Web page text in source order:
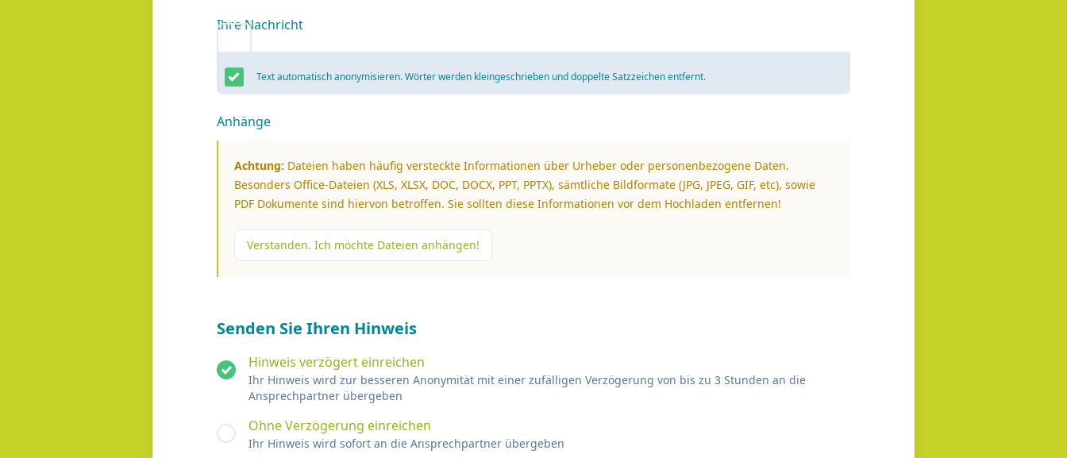
Ihre Nachricht
Text automatisch anonymisieren. Wörter werden kleingeschrieben und doppelte Satzzeichen entfernt.
Anhänge
Achtung: Dateien haben häufig versteckte Informationen über Urheber oder personenbezogene Daten.
Besonders Office-Dateien (XLS, XLSX, DOC, DOCX, PPT, PPTX), sämtliche Bildformate (JPG, JPEG, GIF, etc), sowie
PDF Dokumente sind hiervon betroffen. Sie sollten diese Informationen vor dem Hochladen entfernen!
Verstanden. Ich möchte Dateien anhängen!
Senden Sie Ihren Hinweis
Hinweis verzögert einreichen
Ihr Hinweis wird zur besseren Anonymität mit einer zufälligen Verzögerung von bis zu 3 Stunden an die
Ansprechpartner übergeben
Ohne Verzögerung einreichen
Ihr Hinweis wird sofort an die Ansprechpartner übergeben